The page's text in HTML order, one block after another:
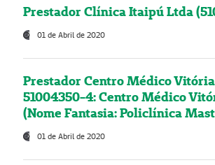
Prestador Clínica Itaipú Ltda
01 de Abril de 2020
Prestador Centro Médico
51004350-4: Centro Médico
(Nome Fantasia: Policlínica
01 de Abril de 2020